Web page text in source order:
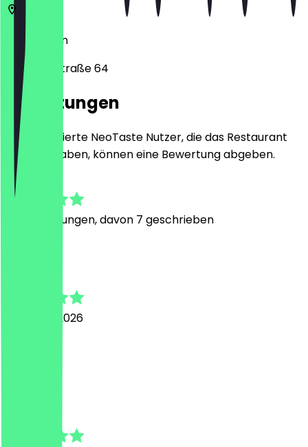
10997
Berlin
Skalitzer Straße 64
Bewertungen
Nur registrierte NeoTaste Nutzer, die das Restaurant
besucht haben, können eine Bewertung abgeben.
4.9
Bewertungen, davon 7 geschrieben
7. August 2026